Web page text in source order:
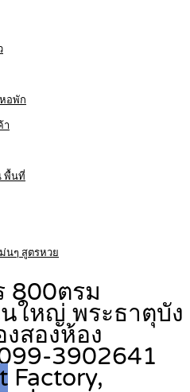
อพัก
า
พื้นที่
นๆ สูตรหวย
800ตรม
ใหญ่ พระธาตุบัง
สองห้อง
3902641
Factory,